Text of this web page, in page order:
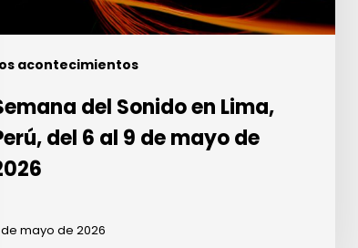
acontecimientos
del Sonido en Lima,
del 6 al 9 de mayo de
mayo de 2026